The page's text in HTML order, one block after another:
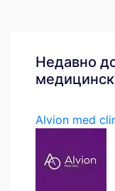
Недавно
Alvion med